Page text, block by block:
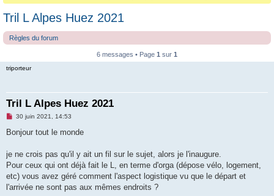
Tril L Alpes Huez 2021
Règles du forum
6 messages • Page 1 sur 1
triporteur
Tril L Alpes Huez 2021
M
s
g
n
o
l
30 juin 2021, 14:53
Bonjour tout le monde
je ne crois pas qu'il y ait un fil sur le sujet, alors je l'inaugure.
Pour ceux qui ont déjà fait le L, en terme d'orga (dépose vélo, logement,
etc) vous avez géré comment l'aspect logistique vu que le départ et
l'arrivée ne sont pas aux mêmes endroits ?